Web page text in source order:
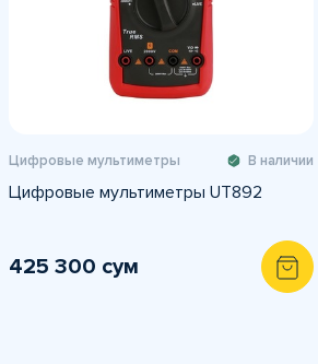
Цифровые мультиметры В наличии
Цифровые мультиметры UT892
425 300 сум